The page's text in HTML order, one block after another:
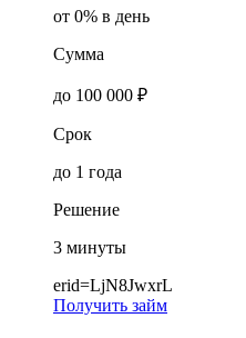
от 0% в день
Сумма
до 100 000 ₽
Срок
до 1 года
Решение
3 минуты
erid=LjN8JwxrL
Получить займ